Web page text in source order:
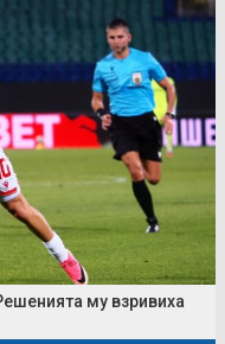
му взривиха